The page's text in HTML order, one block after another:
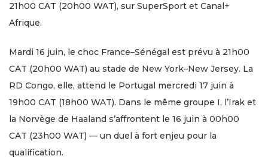
21h00 CAT (20h00 WAT), sur SuperSport et Canal+
Afrique.
Mardi 16 juin, le choc France–Sénégal est prévu à 21h00
CAT (20h00 WAT) au stade de New York–New Jersey. La
RD Congo, elle, attend le Portugal mercredi 17 juin à
19h00 CAT (18h00 WAT). Dans le même groupe I, l’Irak et
la Norvège de Haaland s’affrontent le 16 juin à 00h00
CAT (23h00 WAT) — un duel à fort enjeu pour la
qualification.